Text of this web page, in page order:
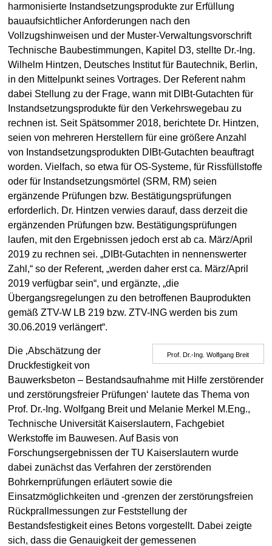
harmonisierte Instandsetzungsprodukte zur Erfüllung
bauaufsichtlicher Anforderungen nach den
Vollzugshinweisen und der Muster-Verwaltungsvorschrift
Technische Baubestimmungen, Kapitel D3, stellte Dr.-Ing.
Wilhelm Hintzen, Deutsches Institut für Bautechnik, Berlin,
in den Mittelpunkt seines Vortrages. Der Referent nahm
dabei Stellung zu der Frage, wann mit DIBt-Gutachten für
Instandsetzungsprodukte für den Verkehrswegebau zu
rechnen ist. Seit Spätsommer 2018, berichtete Dr. Hintzen,
seien von mehreren Herstellern für eine größere Anzahl
von Instandsetzungsprodukten DIBt-Gutachten beauftragt
worden. Vielfach, so etwa für OS-Systeme, für Rissfüllstoffe
oder für Instandsetzungsmörtel (SRM, RM) seien
ergänzende Prüfungen bzw. Bestätigungsprüfungen
erforderlich. Dr. Hintzen verwies darauf, dass derzeit die
ergänzenden Prüfungen bzw. Bestätigungsprüfungen
laufen, mit den Ergebnissen jedoch erst ab ca. März/April
2019 zu rechnen sei. „DIBt-Gutachten in nennenswerter
Zahl,“ so der Referent, „werden daher erst ca. März/April
2019 verfügbar sein“, und ergänzte, „die
Übergangsregelungen zu den betroffenen Bauprodukten
gemäß ZTV-W LB 219 bzw. ZTV-ING werden bis zum
30.06.2019 verlängert“.
Prof. Dr.-Ing. Wolfgang Breit
Die ‚Abschätzung der
Druckfestigkeit von
Bauwerksbeton – Bestandsaufnahme mit Hilfe zerstörender
und zerstörungsfreier Prüfungen‘ lautete das Thema von
Prof. Dr.-Ing. Wolfgang Breit und Melanie Merkel M.Eng.,
Technische Universität Kaiserslautern, Fachgebiet
Werkstoffe im Bauwesen. Auf Basis von
Forschungsergebnissen der TU Kaiserslautern wurde
dabei zunächst das Verfahren der zerstörenden
Bohrkernprüfungen erläutert sowie die
Einsatzmöglichkeiten und -grenzen der zerstörungsfreien
Rückprallmessungen zur Feststellung der
Bestandsfestigkeit eines Betons vorgestellt. Dabei zeigte
sich, dass die Genauigkeit der gemessenen